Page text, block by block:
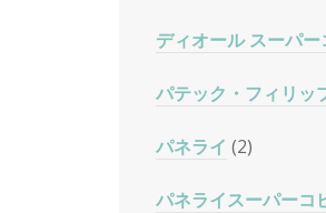
ディオール スーパー
パテック・フィリッ
パネライ (2)
パネライスーパーコ